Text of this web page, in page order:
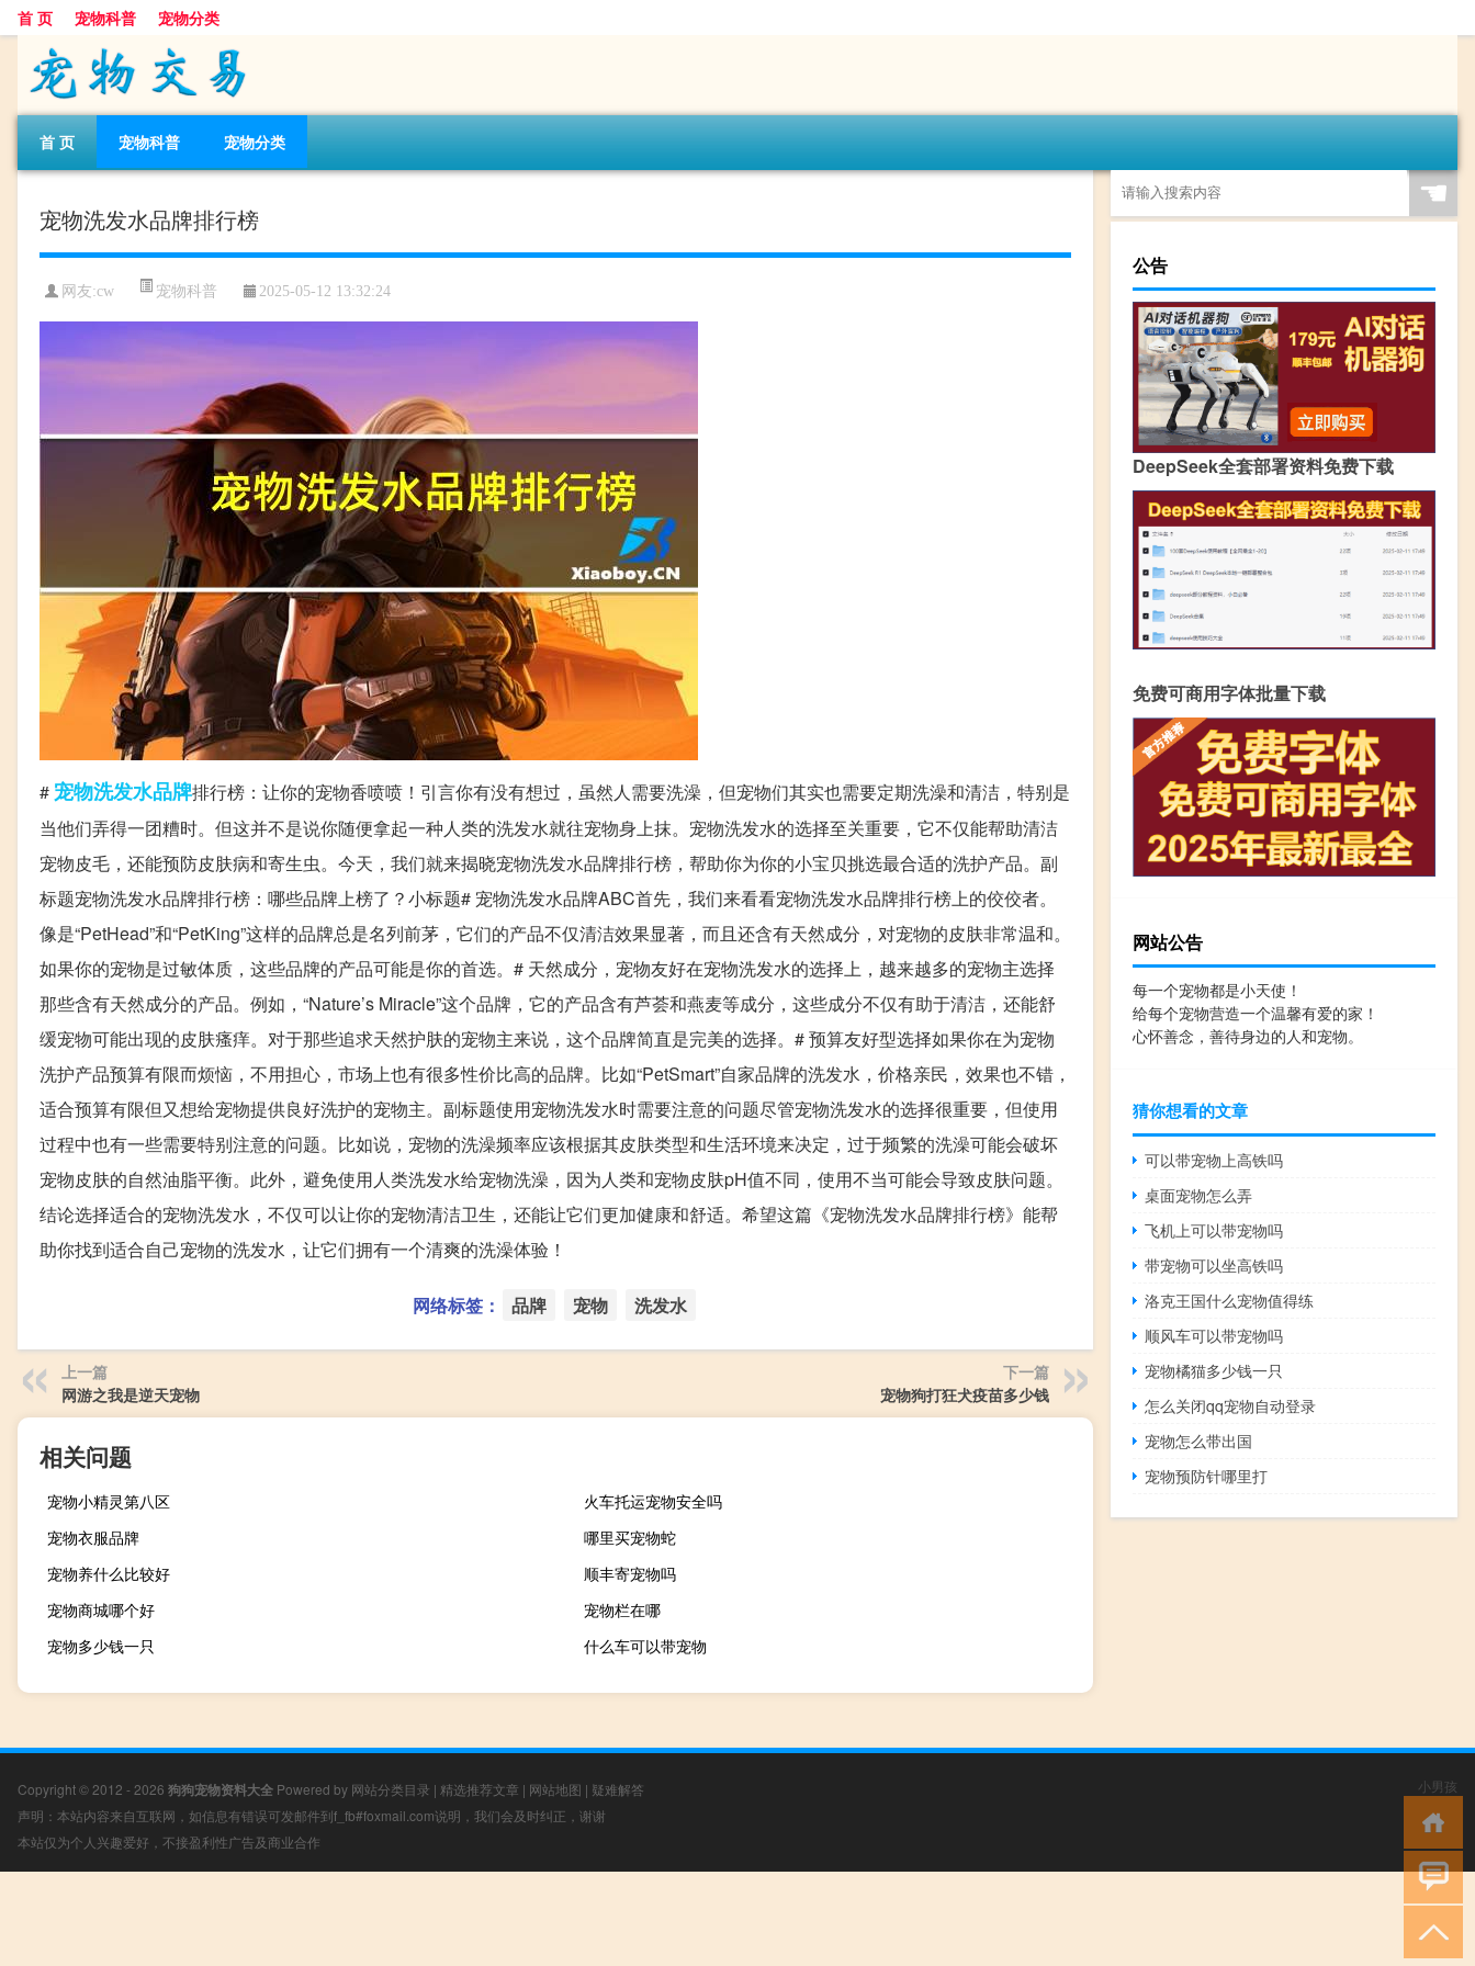
首 页 宠物科普 宠物分类
首 页 宠物科普 宠物分类
宠物洗发水品牌排行榜
网友:cw 宠物科普 2025-05-12 13:32:24
# 宠物洗发水品牌排行榜：让你的宠物香喷喷！引言你有没有想过，虽然人需要洗澡，但宠物们其实也需要定期洗澡和清洁，特别是
当他们弄得一团糟时。但这并不是说你随便拿起一种人类的洗发水就往宠物身上抹。宠物洗发水的选择至关重要，它不仅能帮助清洁
宠物皮毛，还能预防皮肤病和寄生虫。今天，我们就来揭晓宠物洗发水品牌排行榜，帮助你为你的小宝贝挑选最合适的洗护产品。副
标题宠物洗发水品牌排行榜：哪些品牌上榜了？小标题# 宠物洗发水品牌ABC首先，我们来看看宠物洗发水品牌排行榜上的佼佼者。
像是“PetHead”和“PetKing”这样的品牌总是名列前茅，它们的产品不仅清洁效果显著，而且还含有天然成分，对宠物的皮肤非常温和。
如果你的宠物是过敏体质，这些品牌的产品可能是你的首选。# 天然成分，宠物友好在宠物洗发水的选择上，越来越多的宠物主选择
那些含有天然成分的产品。例如，“Nature’s Miracle”这个品牌，它的产品含有芦荟和燕麦等成分，这些成分不仅有助于清洁，还能舒
缓宠物可能出现的皮肤瘙痒。对于那些追求天然护肤的宠物主来说，这个品牌简直是完美的选择。# 预算友好型选择如果你在为宠物
洗护产品预算有限而烦恼，不用担心，市场上也有很多性价比高的品牌。比如“PetSmart”自家品牌的洗发水，价格亲民，效果也不错，
适合预算有限但又想给宠物提供良好洗护的宠物主。副标题使用宠物洗发水时需要注意的问题尽管宠物洗发水的选择很重要，但使用
过程中也有一些需要特别注意的问题。比如说，宠物的洗澡频率应该根据其皮肤类型和生活环境来决定，过于频繁的洗澡可能会破坏
宠物皮肤的自然油脂平衡。此外，避免使用人类洗发水给宠物洗澡，因为人类和宠物皮肤pH值不同，使用不当可能会导致皮肤问题。
结论选择适合的宠物洗发水，不仅可以让你的宠物清洁卫生，还能让它们更加健康和舒适。希望这篇《宠物洗发水品牌排行榜》能帮
助你找到适合自己宠物的洗发水，让它们拥有一个清爽的洗澡体验！
网络标签： 品牌 宠物 洗发水
上一篇
网游之我是逆天宠物
下一篇
宠物狗打狂犬疫苗多少钱
相关问题
宠物小精灵第八区
火车托运宠物安全吗
宠物衣服品牌
哪里买宠物蛇
宠物养什么比较好
顺丰寄宠物吗
宠物商城哪个好
宠物栏在哪
宠物多少钱一只
什么车可以带宠物
☚
公告
DeepSeek全套部署资料免费下载
免费可商用字体批量下载
网站公告
每一个宠物都是小天使！
给每个宠物营造一个温馨有爱的家！
心怀善念，善待身边的人和宠物。
猜你想看的文章
可以带宠物上高铁吗
桌面宠物怎么弄
飞机上可以带宠物吗
带宠物可以坐高铁吗
洛克王国什么宠物值得练
顺风车可以带宠物吗
宠物橘猫多少钱一只
怎么关闭qq宠物自动登录
宠物怎么带出国
宠物预防针哪里打
Copyright © 2012 - 2026 狗狗宠物资料大全 Powered by 网站分类目录 | 精选推荐文章 | 网站地图 | 疑难解答
声明：本站内容来自互联网，如信息有错误可发邮件到f_fb#foxmail.com说明，我们会及时纠正，谢谢
本站仅为个人兴趣爱好，不接盈利性广告及商业合作
小男孩